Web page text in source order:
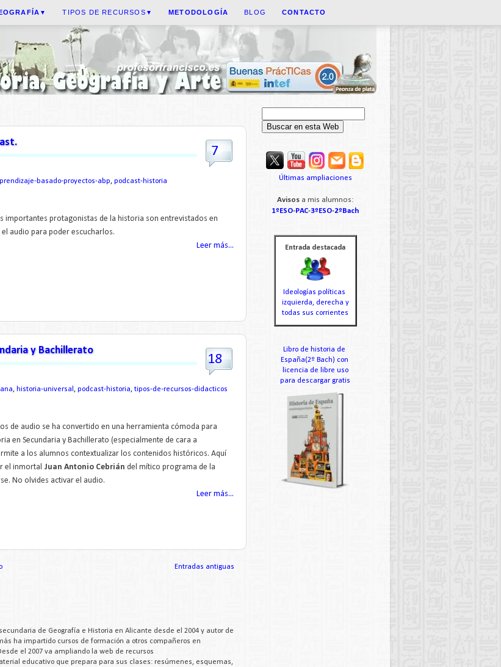
▼ TIPOS DE RECURSOS ▼ METODOLOGÍA BLOG CONTACTO
7
basado-proyectos-abp, podcast-historia
importantes protagonistas de la historia son entrevistados en
audio para poder escucharlos.
Leer más...
18
y Bachillerato
, historia-universal , podcast-historia, tipos-de-recursos-didacticos
de audio se ha convertido en una herramienta cómoda para
en Secundaria y Bachillerato (especialmente de cara a
a los alumnos contextualizar los contenidos históricos. Aquí
el inmortal Juan Antonio Cebrián del mítico programa de la
No olvides activar el audio.
Leer más...
Entradas antiguas
de Geografía e Historia en Alicante desde el 2004 y autor de
ha impartido cursos de formación a otros compañeros en
el 2007 va ampliando la web de recursos
educativo que prepara para sus clases: resúmenes, esquemas,
Últimas ampliaciones
Avisos a mis alumnos:
1ºESO-PAC-3ºESO-2ºBach
Entrada destacada
Ideologías políticas
izquierda, derecha y
todas sus corrientes
Libro de historia de
España(2º Bach) con
licencia de libre uso
para descargar gratis